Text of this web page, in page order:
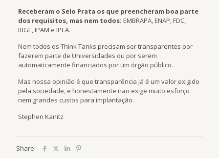
Receberam o Selo Prata os que preencheram boa parte
dos requisitos, mas nem todos: EMBRAPA, ENAP, FDC,
IBGE, IPAM e IPEA.
Nem todos os Think Tanks precisam ser transparentes por
fazerem parte de Universidades ou por serem
automaticamente financiados por um órgão público.
Mas nossa opinião é que transparência já é um valor exigido
pela sociedade, e honestamente não exige muito esforço
nem grandes custos para implantação.
Stephen Kanitz
Share